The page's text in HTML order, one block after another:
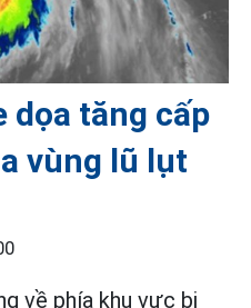
dọa tăng cấp
vùng lũ lụt
về phía khu vực bị